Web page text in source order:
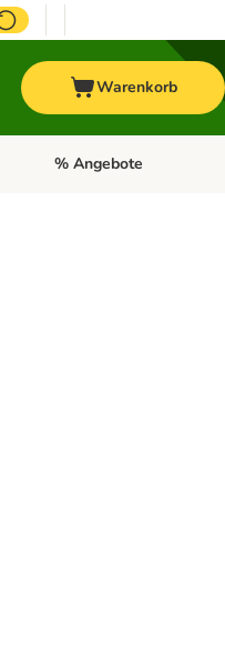
Warenkorb
PferdKategorie-Menü öffnen:
% Angebote